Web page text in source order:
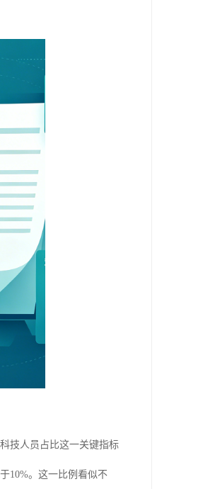
技人员占比这一关键指标
10%。这一比例看似不